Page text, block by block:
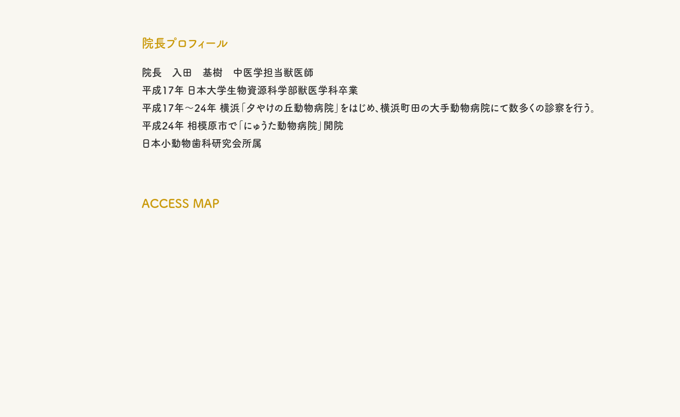
院長プロフィール
院長 入田 基樹 中医学担当獣医師
平成17年 日本大学生物資源科学部獣医学科卒業
平成17年～24年 横浜「夕やけの丘動物病院」をはじめ、横浜町田の大手動物病院にて数多くの診察を行う。
平成24年 相模原市で「にゅうた動物病院」開院
日本小動物歯科研究会所属
ACCESS MAP